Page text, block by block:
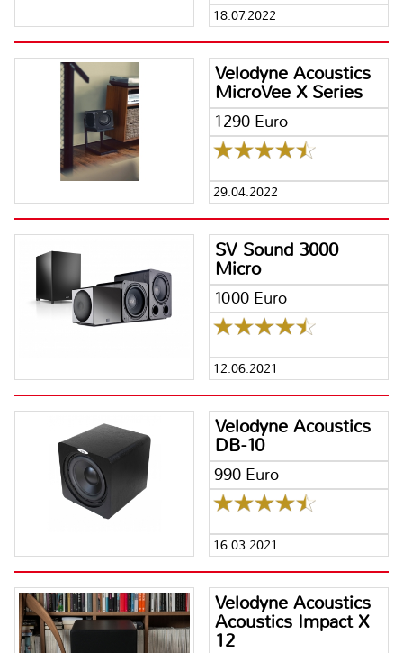
18.07.2022
Velodyne Acoustics
MicroVee X Series
1290 Euro
29.04.2022
SV Sound 3000
Micro
1000 Euro
12.06.2021
Velodyne Acoustics
DB-10
990 Euro
16.03.2021
Velodyne Acoustics
Acoustics Impact X
12